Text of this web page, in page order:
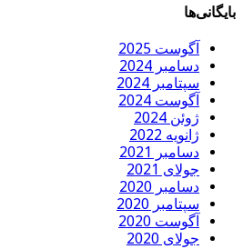
بایگانی‌ها
آگوست 2025
دسامبر 2024
سپتامبر 2024
آگوست 2024
ژوئن 2024
ژانویه 2022
دسامبر 2021
جولای 2021
دسامبر 2020
سپتامبر 2020
آگوست 2020
جولای 2020